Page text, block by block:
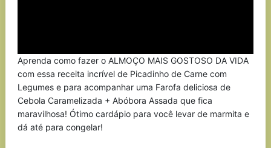
Aprenda como fazer o ALMOÇO MAIS GOSTOSO DA VIDA
com essa receita incrível de Picadinho de Carne com
Legumes e para acompanhar uma Farofa deliciosa de
Cebola Caramelizada + Abóbora Assada que fica
maravilhosa! Ótimo cardápio para você levar de marmita e
dá até para congelar!